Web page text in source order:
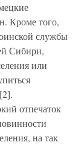
Кроме того,
службы
Сибири,
или
отпечаток
на так